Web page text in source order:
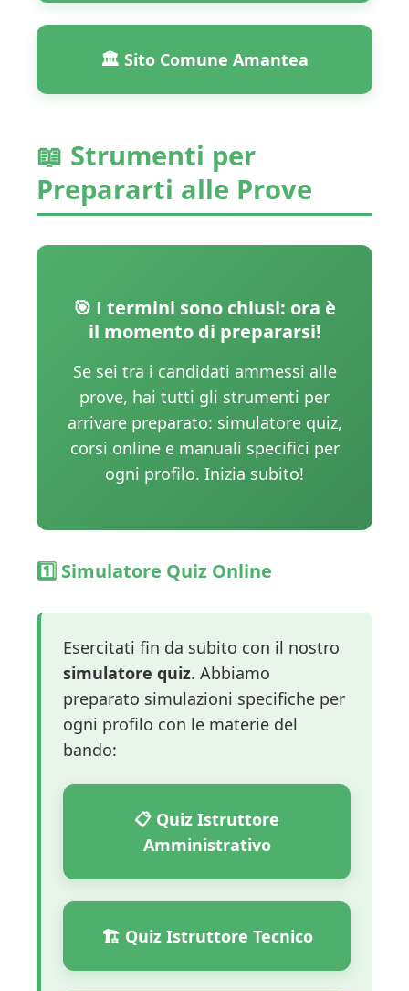
🏛️ Sito Comune Amantea
📖 Strumenti per
Prepararti alle Prove
🎯 I termini sono chiusi: ora è
il momento di prepararsi!
Se sei tra i candidati ammessi alle
prove, hai tutti gli strumenti per
arrivare preparato: simulatore quiz,
corsi online e manuali specifici per
ogni profilo. Inizia subito!
1️⃣ Simulatore Quiz Online
Esercitati fin da subito con il nostro
simulatore quiz. Abbiamo
preparato simulazioni specifiche per
ogni profilo con le materie del
bando:
📋 Quiz Istruttore
Amministrativo
🏗️ Quiz Istruttore Tecnico